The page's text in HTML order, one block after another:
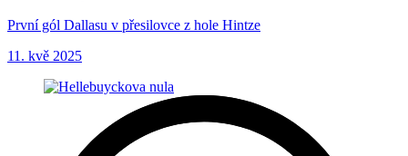
První gól Dallasu v přesilovce z hole Hintze
11. kvě 2025